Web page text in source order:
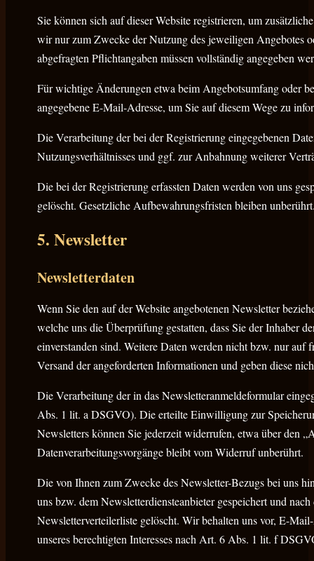
Sie können sich auf dieser Website registrieren, um
wir nur zum Zwecke der Nutzung des jeweiligen Angebotes
abgefragten Pflichtangaben müssen vollständig angegeben
Für wichtige Änderungen etwa beim Angebotsumfang oder
angegebene E-Mail-Adresse, um Sie auf diesem Wege zu
Die Verarbeitung der bei der Registrierung eingegebenen
Nutzungsverhältnisses und ggf. zur Anbahnung weiterer
Die bei der Registrierung erfassten Daten werden von uns
gelöscht. Gesetzliche Aufbewahrungsfristen bleiben
5. Newsletter
Newsletter­daten
Wenn Sie den auf der Website angebotenen Newsletter
welche uns die Überprüfung gestatten, dass Sie der Inhaber
einverstanden sind. Weitere Daten werden nicht bzw. nur
Versand der angeforderten Informationen und geben diese
Die Verarbeitung der in das Newsletteranmeldeformular
Abs. 1 lit. a DSGVO). Die erteilte Einwilligung zur
Newsletters können Sie jederzeit widerrufen, etwa über den
Datenverarbeitungsvorgänge bleibt vom Widerruf unberührt.
Die von Ihnen zum Zwecke des Newsletter-Bezugs bei uns
uns bzw. dem Newsletterdiensteanbieter gespeichert und
Newsletterverteilerliste gelöscht. Wir behalten uns vor, E-
unseres berechtigten Interesses nach Art. 6 Abs. 1 lit. f